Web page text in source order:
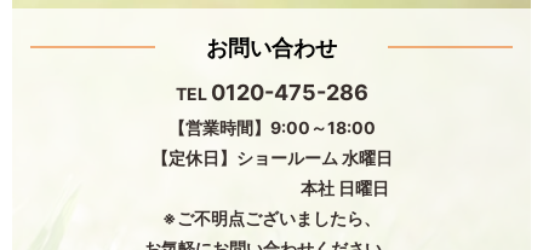
お問い合わせ
TEL 0120-475-286
【営業時間】9:00～18:00
【定休日】ショールーム 水曜日
本社 日曜日
※ご不明点ございましたら、